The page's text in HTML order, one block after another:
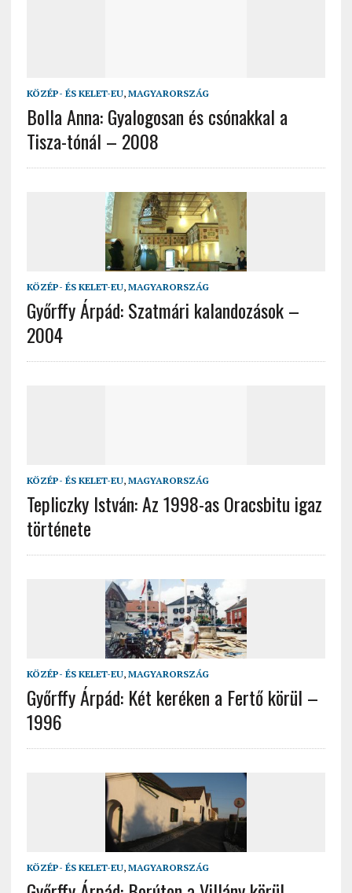
KÖZÉP- ÉS KELET-EU, MAGYARORSZÁG
Bolla Anna: Gyalogosan és csónakkal a
Tisza-tónál – 2008
KÖZÉP- ÉS KELET-EU, MAGYARORSZÁG
Győrffy Árpád: Szatmári kalandozások –
2004
KÖZÉP- ÉS KELET-EU, MAGYARORSZÁG
Tepliczky István: Az 1998-as Oracsbitu igaz
története
KÖZÉP- ÉS KELET-EU, MAGYARORSZÁG
Győrffy Árpád: Két keréken a Fertő körül –
1996
KÖZÉP- ÉS KELET-EU, MAGYARORSZÁG